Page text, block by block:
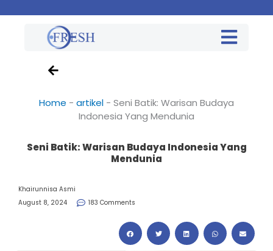
Home - artikel - Seni Batik: Warisan Budaya
Indonesia Yang Mendunia
Seni Batik: Warisan Budaya Indonesia Yang
Mendunia
Khairunnisa Asmi
August 8, 2024
183 Comments